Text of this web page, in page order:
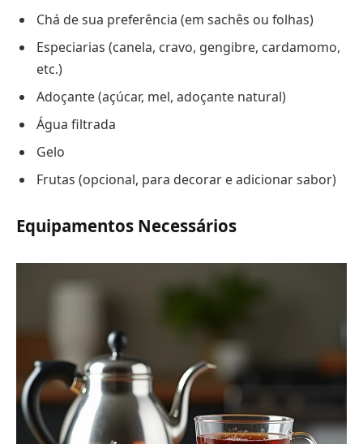
Chá de sua preferência (em sachês ou folhas)
Especiarias (canela, cravo, gengibre, cardamomo,
etc.)
Adoçante (açúcar, mel, adoçante natural)
Água filtrada
Gelo
Frutas (opcional, para decorar e adicionar sabor)
Equipamentos Necessários